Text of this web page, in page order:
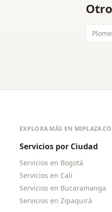
EXPLORA MÁS EN MIPLAZA.CO
Servicios por Ciudad
Servicios en Bogotá
Servicios en Cali
Servicios en Bucaramanga
Servicios en Zipaquirá